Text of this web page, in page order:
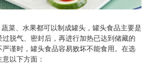
菜、水果都可以制成罐头，罐头食品主要是
脱气、密封后，再进行加热已达到储藏的
严谨时，罐头食品容易败坏不能食用。在选
以下方面：